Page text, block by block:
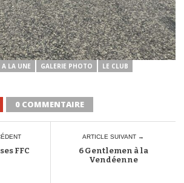
A LA UNE GALERIE PHOTO LE CLUB
0 COMMENTAIRE
FFC
ARTICLE SUIVANT →
6 Gentlemen à la
Vendéenne